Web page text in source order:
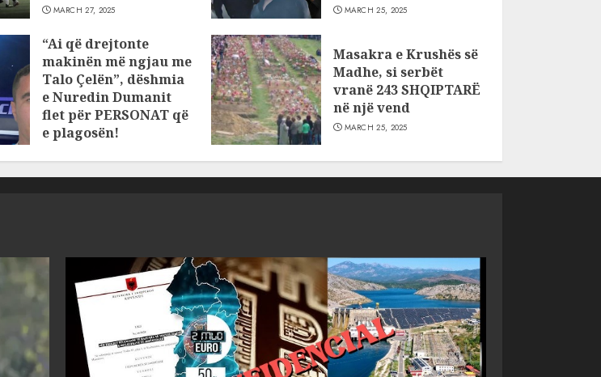
MARCH 27, 2025 MARCH 25, 2025
“Ai që drejtonte
makinën më ngjau me
Talo Çelën”, dëshmia
e Nuredin Dumanit
flet për PERSONAT që
e plagosën!
Masakra e Krushës së
Madhe, si serbët
vranë 243 SHQIPTARË
në një vend
MARCH 25, 2025